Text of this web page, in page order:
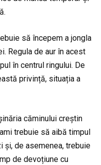
să începem a jongla
Regula de aur în acest
în centrul ringului. De
privință, situația a
căminului creștin
trebuie să aibă timpul
și, de asemenea, trebuie
de devoțiune cu